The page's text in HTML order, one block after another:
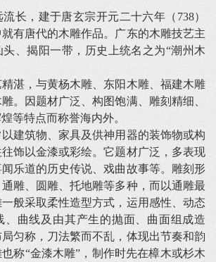
，建于唐玄宗开元二十六年（738）
有唐代的木雕作品。广东的木雕技艺主
、揭阳一带，历史上统名之为“潮州木
，与黄杨木雕、东阳木雕、福建木雕
。因题材广泛、构图饱满、雕刻精细、
等特点而称誉海内外。
筑物、家具及供神用器的装饰物或构
饰以金漆或彩绘。它题材广泛，多表现
乐道的历史传说、戏曲故事等。雕刻形
雕、圆雕、托地雕等多种，而以通雕最
般采取柔性造型方式，运用感性、动态
、曲线及由其产生的抛面、曲面组成造
匀称，刀法繁而不乱，体现出节奏和韵
称“金漆木雕”，制作时先在樟木或杉木